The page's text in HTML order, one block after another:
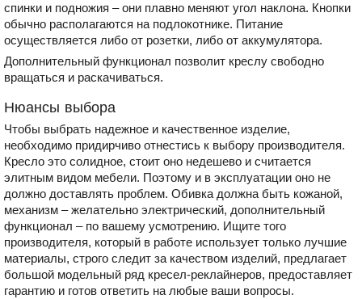
спинки и подножия – они плавно меняют угол наклона. Кнопки
обычно располагаются на подлокотнике. Питание
осуществляется либо от розетки, либо от аккумулятора.
Дополнительный функционал позволит креслу свободно
вращаться и раскачиваться.
Нюансы выбора
Чтобы выбрать надежное и качественное изделие,
необходимо придирчиво отнестись к выбору производителя.
Кресло это солидное, стоит оно недешево и считается
элитным видом мебели. Поэтому и в эксплуатации оно не
должно доставлять проблем. Обивка должна быть кожаной,
механизм – желательно электрический, дополнительный
функционал – по вашему усмотрению. Ищите того
производителя, который в работе использует только лучшие
материалы, строго следит за качеством изделий, предлагает
большой модельный ряд кресел-реклайнеров, предоставляет
гарантию и готов ответить на любые ваши вопросы.